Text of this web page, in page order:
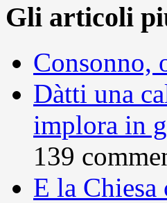
Gli articoli
Consonno,
Dàtti una
implora in
139
E la